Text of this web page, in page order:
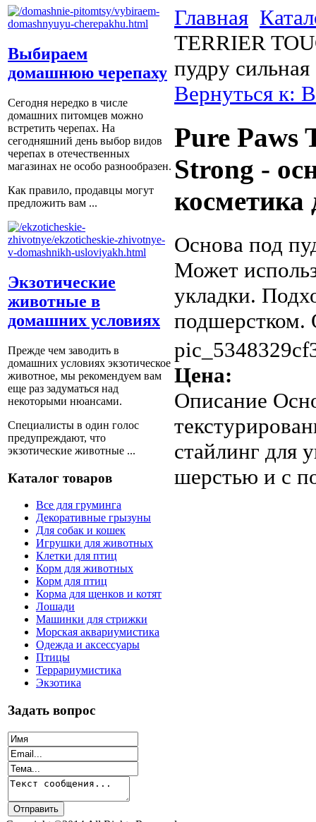
Выбираем
домашнюю черепаху
Сегодня нередко в числе
домашних питомцев можно
встретить черепах. На
сегодняшний день выбор видов
черепах в отечественных
магазинах не особо разнообразен.
Как правило, продавцы могут
предложить вам ...
Экзотические
животные в
домашних условиях
Прежде чем заводить в
домашних условиях экзотическое
животное, мы рекомендуем вам
еще раз задуматься над
некоторыми нюансами.
Специалисты в один голос
предупреждают, что
экзотические животные ...
Каталог товаров
Все для груминга
Декоративные грызуны
Для собак и кошек
Игрушки для животных
Клетки для птиц
Корм для животных
Корм для птиц
Корма для щенков и котят
Лошади
Машинки для стрижки
Морская аквариумистика
Одежда и аксессуары
Птицы
Террариумистика
Экзотика
Задать вопрос
Главная
TERRIER
пудру
Вернуться к:
Pure Paws
Strong -
косметика
Основа под
Может
укладки.
подшерстком.
Цена:
Описание
стайлинг для
шерстью и с